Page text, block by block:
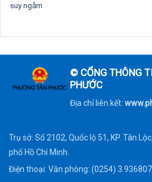
suy ngẫm
© CỔNG THÔNG
PHƯỚC
Địa chỉ liên kết:
Trụ sở: Số 2102, Quốc lộ 51, KP. Tân
phố Hồ Chí Minh.
Điện thoại: Văn phòng: (0254) 3.936807